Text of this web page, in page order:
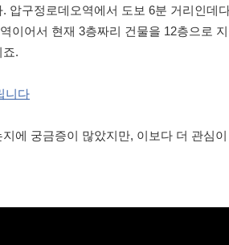
압구정로데오역에서 도보 6분 거리인데
이어서 현재 3층짜리 건물을 12층으로
죠.
니다
에 궁금증이 많았지만, 이보다 더 관심이